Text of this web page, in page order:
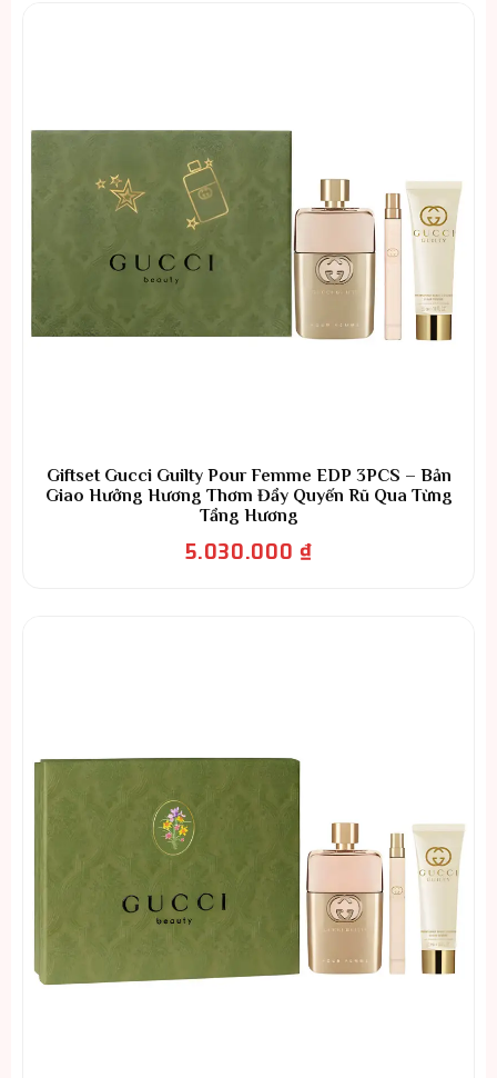
Giftset Gucci Guilty Pour Femme EDP 3PCS – Bản
Giao Hưởng Hương Thơm Đầy Quyến Rũ Qua Từng
Tầng Hương
5.030.000₫